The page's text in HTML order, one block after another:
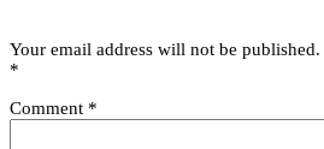
Your email address will not be published.
*
Comment *